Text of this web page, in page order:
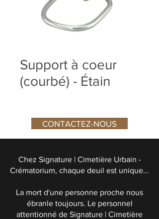
Support à coeur
(courbé) - Étain
CONTACTEZ-NOUS
Chez Signature | Cimetière Urbain -
Crématorium, chaque deuil est unique...
La mort d'une personne proche nous
ébranle toujours. Le personnel
attentionné de Signature | Cimetière